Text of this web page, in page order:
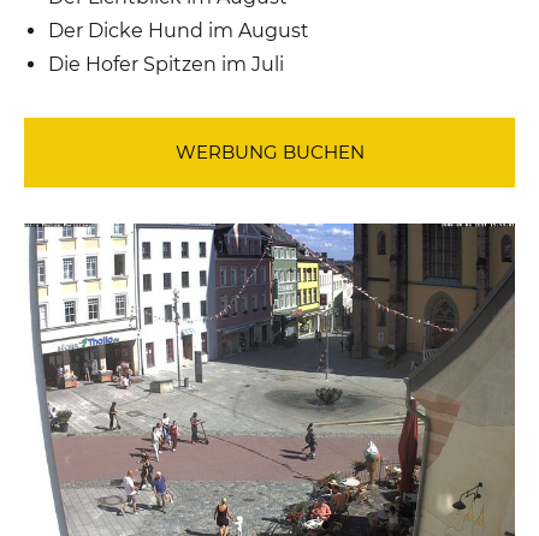
Der Dicke Hund im August
Die Hofer Spitzen im Juli
WERBUNG BUCHEN